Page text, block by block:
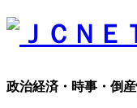
政治経済・時事・倒